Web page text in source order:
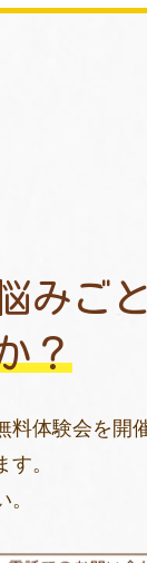
みご
？
体験会を開催
。